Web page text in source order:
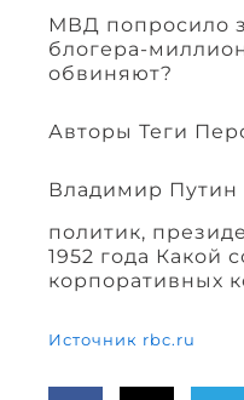
МВД попросило
блогера-
обвиняют?
Авторы Теги
Владимир Путин
политик,
1952 года Какой
корпоративных
Источник rbc.ru